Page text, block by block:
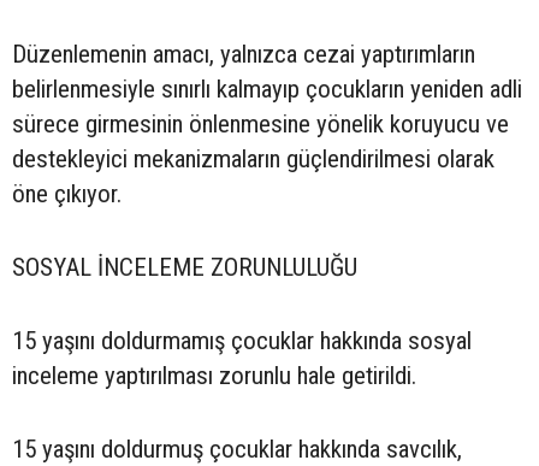
Düzenlemenin amacı, yalnızca cezai yaptırımların
belirlenmesiyle sınırlı kalmayıp çocukların yeniden adli
sürece girmesinin önlenmesine yönelik koruyucu ve
destekleyici mekanizmaların güçlendirilmesi olarak
öne çıkıyor.
SOSYAL İNCELEME ZORUNLULUĞU
15 yaşını doldurmamış çocuklar hakkında sosyal
inceleme yaptırılması zorunlu hale getirildi.
15 yaşını doldurmuş çocuklar hakkında savcılık,